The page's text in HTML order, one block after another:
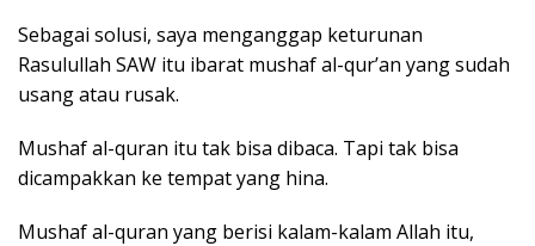
Sebagai solusi, saya menganggap keturunan
Rasulullah SAW itu ibarat mushaf al-qur’an yang sudah
usang atau rusak.
Mushaf al-quran itu tak bisa dibaca. Tapi tak bisa
dicampakkan ke tempat yang hina.
Mushaf al-quran yang berisi kalam-kalam Allah itu,